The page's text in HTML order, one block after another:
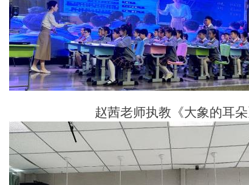
赵茜老师执教《大象的耳